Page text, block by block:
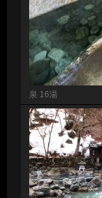
泉 16湯